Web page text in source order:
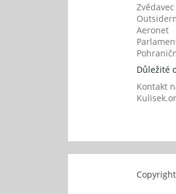
Zvědavec
Aeronet
Důležité
Kontakt